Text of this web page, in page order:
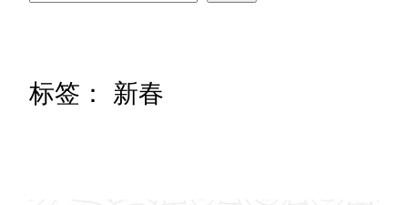
标签： 新春